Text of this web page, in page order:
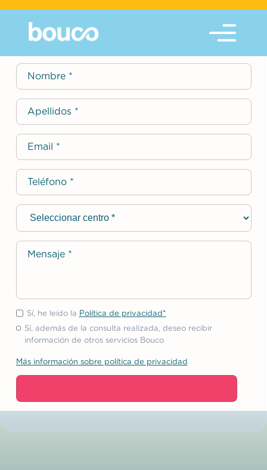
Sí, he leído la Política de privacidad*
Sí, además de la consulta realizada, deseo recibir
información de otros servicios Bouco
Más información sobre política de privacidad